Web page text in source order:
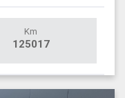
Km
125017